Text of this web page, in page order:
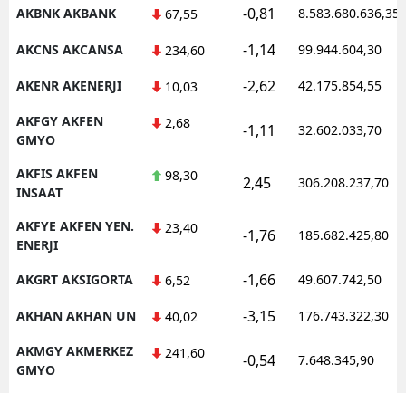
Kütahya
Malatya
Manisa
Kahramanmaraş
Muş
Nevşehir
Niğde
AKBNK AKBANK 67,55 -0,81 8.583.680.636,35
AKCNS AKCANSA 234,60 -1,14 99.944.604,30
AKENR AKENERJI 10,03 -2,62 42.175.854,55
AKFGY AKFEN
GMYO
2,68 -1,11 32.602.033,70
AKFIS AKFEN
INSAAT
98,30 2,45 306.208.237,70
AKFYE AKFEN YEN.
ENERJI
23,40 -1,76 185.682.425,80
AKGRT AKSIGORTA 6,52 -1,66 49.607.742,50
AKHAN AKHAN UN 40,02 -3,15 176.743.322,30
AKMGY AKMERKEZ
GMYO
241,60 -0,54 7.648.345,90